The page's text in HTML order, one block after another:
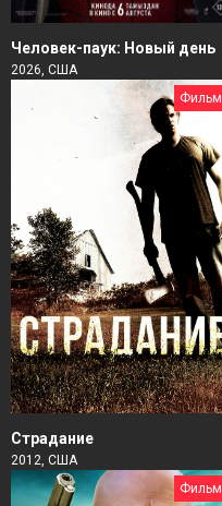
Человек-паук: Новый день
2026, США
Фильм
Страдание
2012, США
Фильм